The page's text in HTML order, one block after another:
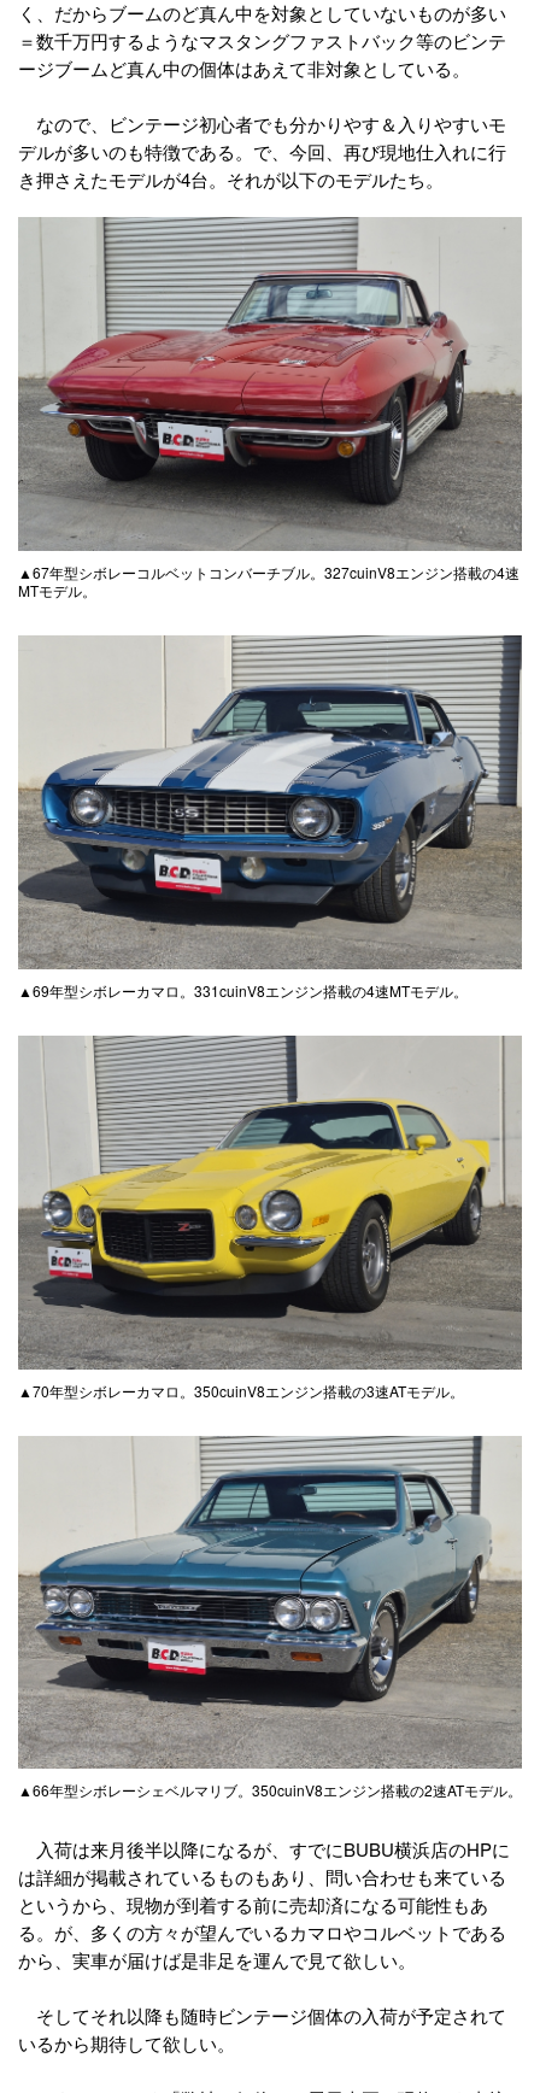
く、だからブームのど真ん中を対象としていないものが多い
＝数千万円するようなマスタングファストバック等のビンテ
ージブームど真ん中の個体はあえて非対象としている。
なので、ビンテージ初心者でも分かりやす＆入りやすいモ
デルが多いのも特徴である。で、今回、再び現地仕入れに行
き押さえたモデルが4台。それが以下のモデルたち。
▲67年型シボレーコルベットコンバーチブル。327cuinV8エンジン搭載の4速
MTモデル。
▲69年型シボレーカマロ。331cuinV8エンジン搭載の4速MTモデル。
▲70年型シボレーカマロ。350cuinV8エンジン搭載の3速ATモデル。
▲66年型シボレーシェベルマリブ。350cuinV8エンジン搭載の2速ATモデル。
入荷は来月後半以降になるが、すでにBUBU横浜店のHPに
は詳細が掲載されているものもあり、問い合わせも来ている
というから、現物が到着する前に売却済になる可能性もあ
る。が、多くの方々が望んでいるカマロやコルベットである
から、実車が届けば是非足を運んで見て欲しい。
そしてそれ以降も随時ビンテージ個体の入荷が予定されて
いるから期待して欲しい。